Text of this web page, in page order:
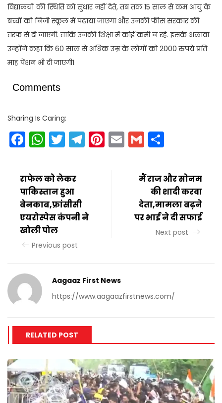
विद्यालयों की स्थिति को सुधार नहीं देते, तब तक 15 साल से कम आयु के
बच्चों को निजी स्कूल में पढ़ाया जाएगा और उनकी फीस सरकार की
तरफ से दी जाएगी. ताकि उनकी शिक्षा में कोई कमी न रहे. इसके अलावा
उन्होंने कहा कि 60 साल से अधिक उम्र के लोगों को 2000 रुपये प्रति
माह पेंशन भी दी जाएगी।
Comments
Sharing Is Caring:
Facebook
WhatsApp
Twitter
Telegram
Pinterest
EmailGmail
राफेल को लेकर
पाकिस्तान हुआ
बेनकाब,फ्रांसीसी
एयरोस्पेस कंपनी ने
खोली पोल
Previous post
मैं राज और सोनम
की शादी करवा
देता,मामला बढ़ने
पर भाई ने दी सफाई
Next post
Aagaaz First News
https://www.aagaazfirstnews.com/
RELATED POST